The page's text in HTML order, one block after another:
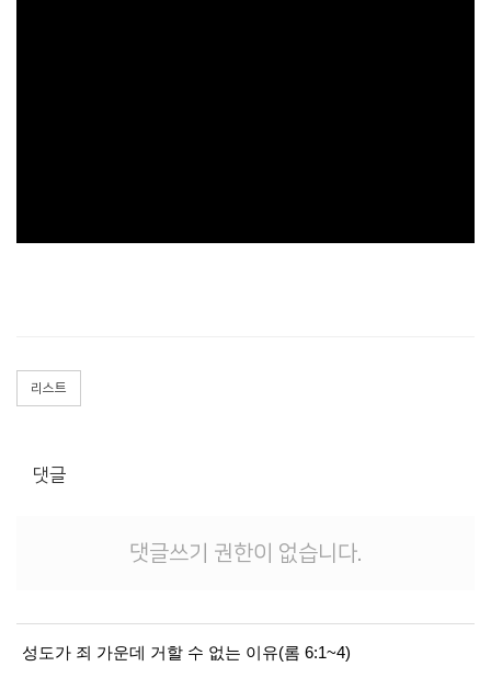
리스트
댓글
댓글쓰기 권한이 없습니다.
성도가 죄 가운데 거할 수 없는 이유(롬 6:1~4)